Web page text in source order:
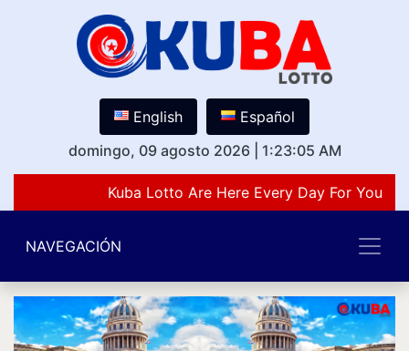
English
Español
domingo, 09 agosto 2026
1:23:05 AM
Kuba Lotto Are Here Every Day For You
NAVEGACIÓN